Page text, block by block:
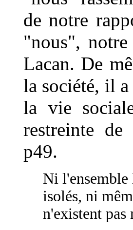
de notre
"nous",
Lacan. De
la société, il
la vie
restreinte de
p49.
Ni
isolés, ni
n'existent pas